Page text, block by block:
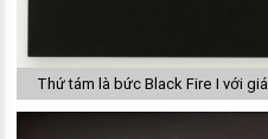
Thứ tám là bức Black Fire I với